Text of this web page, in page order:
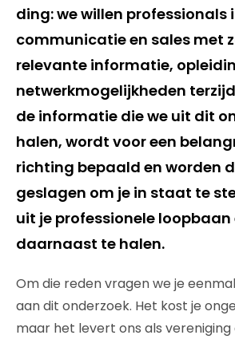
ding: we willen professionals
communicatie en sales met
relevante informatie,
netwerkmogelijkheden
de informatie die we uit dit
halen, wordt voor een
richting bepaald en worden
geslagen om je in staat te
uit je professionele loopbaan
daarnaast te halen.
Om die reden vragen we je
aan dit onderzoek. Het kost je
maar het levert ons als